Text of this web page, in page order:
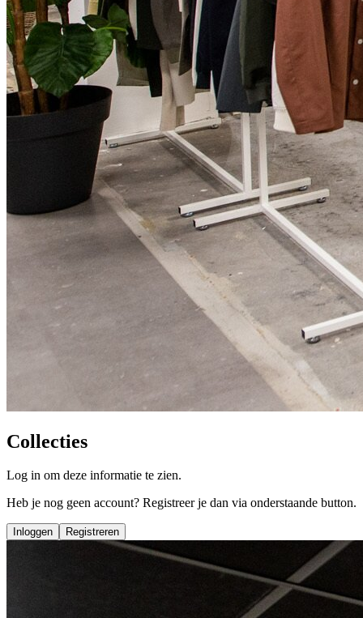
Collecties
Log in om deze informatie te zien.
Heb je nog geen account? Registreer je dan via onderstaande button.
Inloggen Registreren